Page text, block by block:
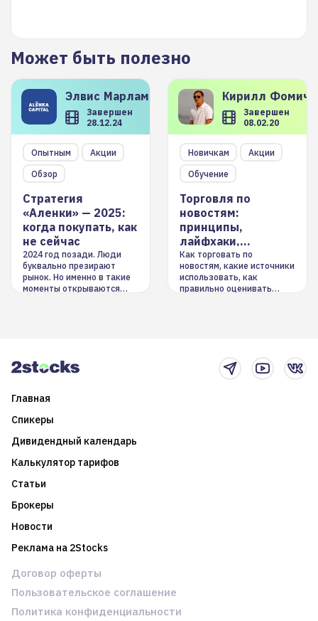
Может быть полезно
Элвис Марламов
Завершен
28.12.24
Опытным
Акции
Обзор
Стратегия
«Аленки» — 2025:
когда покупать, как
не сейчас
2024 год позади. Люди
буквально презирают
рынок. Но именно в такие
моменты открываются
Кирилл
Завершен
08.02.20
Новичкам
Акции
Обучение
Торговля по
новостям:
принципы,
лайфхаки,
инструменты
Как торговать по
новостям, какие источники
использовать, как
правильно оценивать
Главная
Спикеры
Дивидендный календарь
Калькулятор тарифов
Статьи
Брокеры
Новости
Реклама на 2Stocks
Договор оферты
Пользовательское соглашение
Политика конфиденциальности